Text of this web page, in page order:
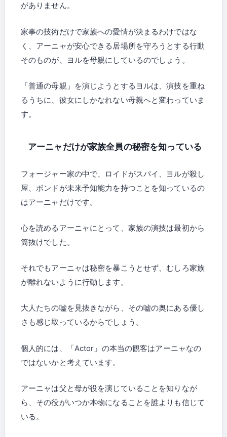
がありません。
家事の技術だけで家族への愛情が決まるわけではな
く、アーニャが安心できる居場所を守ろうとする行動
そのものが、ヨルを母親にしているのでしょう。
「普通の母親」を演じようとするヨルは、演技を重ね
るうちに、彼女にしかなれない母親へと変わっていま
す。
アーニャだけが家族全員の秘密を知っている
フォージャー家の中で、ロイドがスパイ、ヨルが殺し
屋、ボンドが未来予知能力を持つことを知っているの
はアーニャだけです。
心を読めるアーニャにとって、家族の演技は最初から
筒抜けでした。
それでもアーニャは秘密を暴こうとせず、むしろ家族
が離れないように行動します。
大人たちの嘘を見抜きながら、その嘘の奥にある優し
さも感じ取っているからでしょう。
個人的には、「Actor」の本当の観客はアーニャなの
ではないかと考えています。
アーニャは父と母が役を演じていることを知りなが
ら、その役がいつか本物になることを誰よりも信じて
いる。